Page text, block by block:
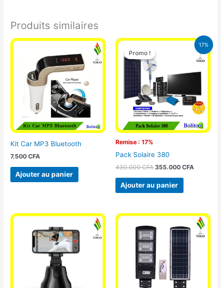
Produits similaires
Kit Car MP3 Bluetooth
7.500CFA
Ajouter au panier
17%
Promo !
Remise : 17%
Promo !
Pack Solaire 380
430.000CFA
Le
initial
était :
430.000 CFA.
355.000 CFA
Le
prix
actuel
355.000
Ajouter au panier